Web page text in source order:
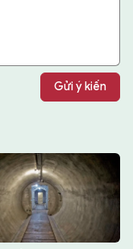
Gửi ý kiến